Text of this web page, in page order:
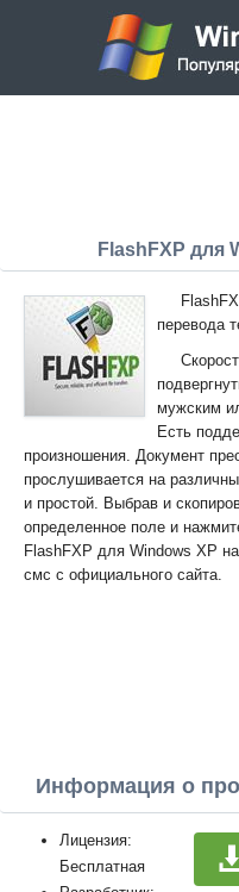
FlashFXP для
перевода
мужским
Есть
произношения. Документ
прослушивается на
и простой. Выбрав и
определенное поле и
FlashFXP для Windows XP
смс с официального сайта.
Информация о
Лицензия:
Бесплатная